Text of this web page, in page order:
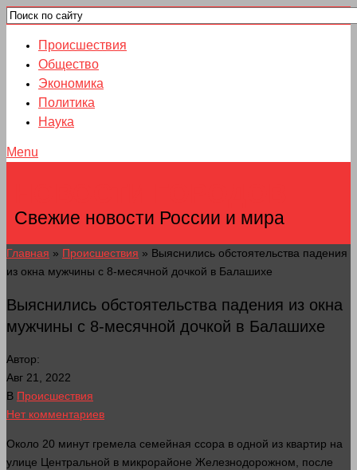
Происшествия
Общество
Экономика
Политика
Наука
Menu
Свежие новости России и мира
Главная » Происшествия » Выяснились обстоятельства падения
из окна мужчины с 8-месячной дочкой в Балашихе
Выяснились обстоятельства падения из окна
мужчины с 8-месячной дочкой в Балашихе
Автор:
Авг 21, 2022
В Происшествия
Нет комментариев
Около 20 минут гремела семейная ссора в одной из квартир на
улице Центральной в микрорайоне Железнодорожном, после